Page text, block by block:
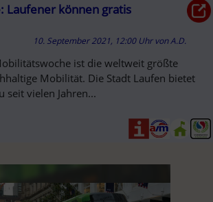
Laufener können gratis
10. September 2021, 12:00 Uhr vonA.D.
ist die weltweit größte
Mobilität. Die Stadt Laufen bietet
seit vielen Jahren...